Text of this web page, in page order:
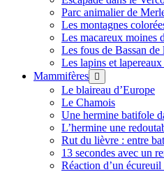
Parc animalier de
Les montagnes
Les macareux moines
Les fous de Bassan
Les lapins et
Mammifères ouvrir
menu
Le blaireau d’Europe
Le Chamois
Une hermine batifole
L’hermine une
Rut du lièvre : entre
13 secondes avec un
Réaction d’un